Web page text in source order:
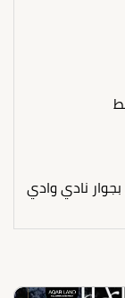
نادي وادي